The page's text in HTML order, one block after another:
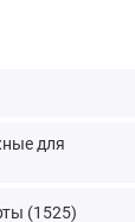
для
(1525)